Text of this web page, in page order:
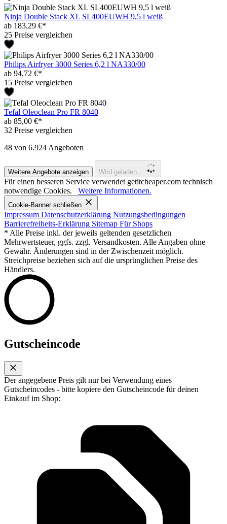
Ninja Double Stack XL SL400EUWH 9,5 l weiß
ab 183,29 €*
25 Preise vergleichen
Philips Airfryer 3000 Series 6,2 l NA330/00
ab 94,72 €*
15 Preise vergleichen
Tefal Oleoclean Pro FR 8040
ab 85,00 €*
32 Preise vergleichen
48 von 6.924 Angeboten
Weitere Angebote anzeigen Wird geladen...
Für einen besseren Service verwendet getitcheaper.com technisch
notwendige Cookies.
Weitere Informationen.
Cookie-Banner schließen
Impressum Datenschutzerklärung Nutzungsbedingungen
Barrierefreiheits-Erklärung Sitemap Für Shops
* Alle Preise inkl. der jeweils geltenden gesetzlichen
Mehrwertsteuer, ggfs. zzgl. Versandkosten. Alle Angaben ohne
Gewähr. Änderungen sind in der Zwischenzeit möglich.
Streichpreise beziehen sich auf die ursprünglichen Preise des
Händlers.
Gutscheincode
Der angegebene Preis gilt nur bei Verwendung eines
Gutscheincodes - bitte kopiere den Gutscheincode für deinen
Einkauf im Shop: